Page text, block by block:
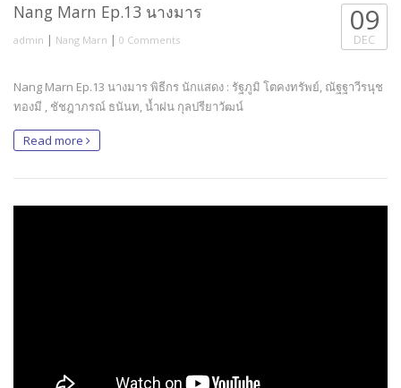
Nang Marn Ep.13 นางมาร
admin | Nang Marn | 0 Comments
09
DEC
Nang Marn Ep.13 นางมาร พิธีกร นักแสดง : รัฐภูมิ โตคงทรัพย์, ณัฐฐาวีรนุช
ทองมี , ชัชฎาภรณ์ ธนันท, น้ำฝน กุลปรียาวัฒน์
Read more